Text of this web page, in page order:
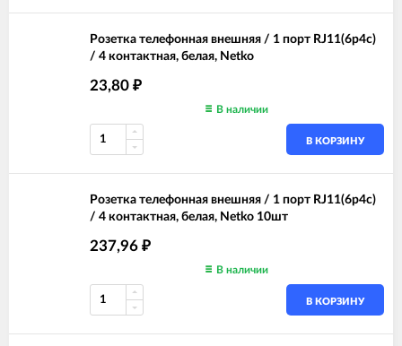
Розетка телефонная внешняя / 1 порт RJ11(6p4c)
/ 4 контактная, белая, Netko
23,80 ₽
В наличии
В КОРЗИНУ
Розетка телефонная внешняя / 1 порт RJ11(6p4c)
/ 4 контактная, белая, Netko 10шт
237,96 ₽
В наличии
В КОРЗИНУ